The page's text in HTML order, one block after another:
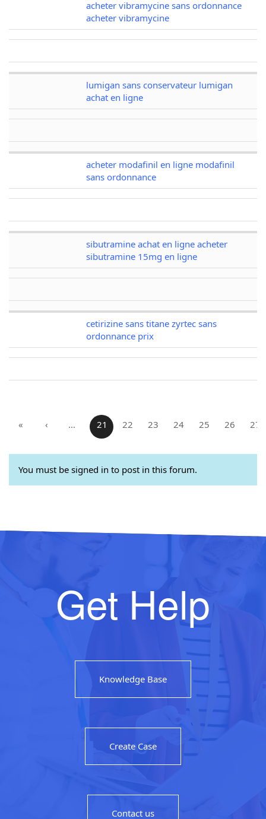
acheter vibramycine sans ordonnance
acheter vibramycine
lumigan sans conservateur lumigan
achat en ligne
acheter modafinil en ligne modafinil
sans ordonnance
sibutramine achat en ligne acheter
sibutramine 15mg en ligne
cetirizine sans titane zyrtec sans
ordonnance prix
« ‹ … 21 22 23 24 25 26 27
You must be signed in to post in this forum.
Get Help
Knowledge Base
Create Case
Contact us